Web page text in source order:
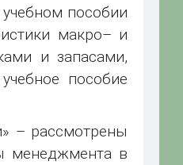
пособии
макро– и
и запасами,
пособие
– рассмотрены
менеджмента в